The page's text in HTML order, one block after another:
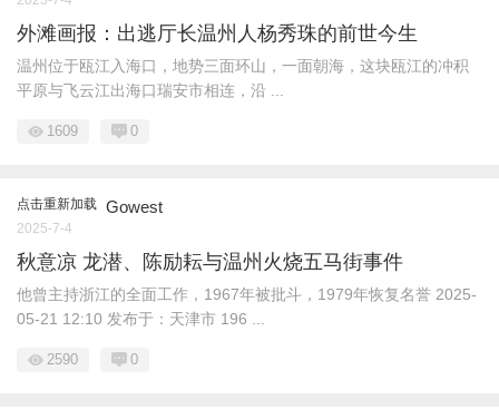
外滩画报：出逃厅长温州人杨秀珠的前世今生
温州位于瓯江入海口，地势三面环山，一面朝海，这块瓯江的冲积
平原与飞云江出海口瑞安市相连，沿 ...
1609 0
点击重新加载 Gowest
2025-7-4
秋意凉 龙潜、陈励耘与温州火烧五马街事件
他曾主持浙江的全面工作，1967年被批斗，1979年恢复名誉 2025-
05-21 12:10 发布于：天津市 196 ...
2590 0